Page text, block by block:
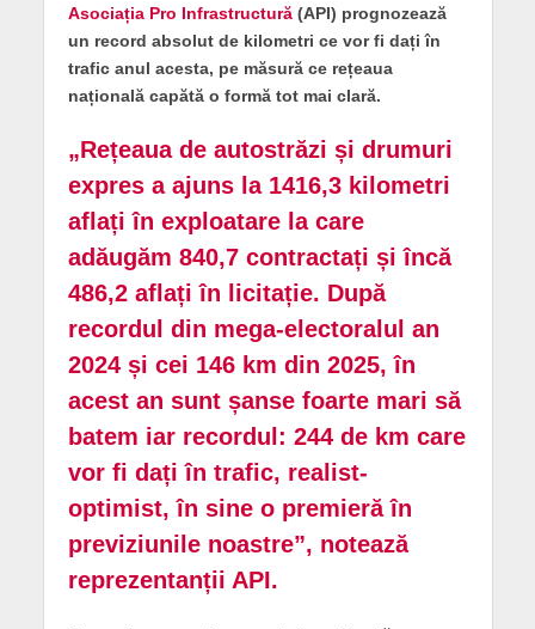
Asociația Pro Infrastructură(API) prognozează
un record absolut de kilometri ce vor fi dați în
trafic anul acesta, pe măsură ce rețeaua
națională capătă o formă tot mai clară.
„Rețeaua de autostrăzi și drumuri
expres a ajuns la 1416,3 kilometri
aflați în exploatare la care
adăugăm 840,7 contractați și încă
486,2 aflați în licitație. După
recordul din mega-electoralul an
2024 și cei 146 km din 2025, în
acest an sunt șanse foarte mari să
batem iar recordul: 244 de km care
vor fi dați în trafic, realist-
optimist, în sine o premieră în
previziunile noastre”, notează
reprezentanții API.